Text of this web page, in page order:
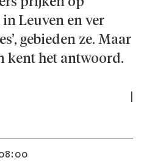
prijken op
Leuven en ver
gebieden ze. Maar
kent het antwoord.